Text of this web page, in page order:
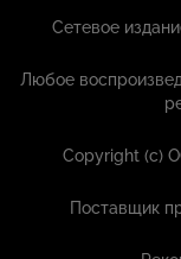
Сетевое
Любое
Copyright (с)
Поставщик